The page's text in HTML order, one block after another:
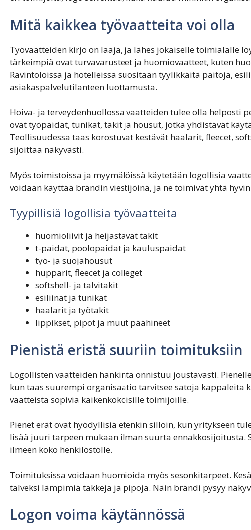
Mitä kaikkea työvaatteita voi olla
Työvaatteiden kirjo on laaja, ja lähes jokaiselle toimialalle
tärkeimpiä ovat turvavarusteet ja huomiovaatteet, kuten
Ravintoloissa ja hotelleissa suositaan tyylikkäitä paitoja,
asiakaspalvelutilanteen luottamusta.
Hoiva- ja terveydenhuollossa vaatteiden tulee olla helposti
ovat työpaidat, tunikat, takit ja housut, jotka yhdistävät
Teollisuudessa taas korostuvat kestävät haalarit, fleecet,
sijoittaa näkyvästi.
Myös toimistoissa ja myymälöissä käytetään logollisia
voidaan käyttää brändin viestijöinä, ja ne toimivat yhtä
Tyypillisiä logollisia työvaatteita
huomioliivit ja heijastavat takit
t-paidat, poolopaidat ja kauluspaidat
työ- ja suojahousut
hupparit, fleecet ja colleget
softshell- ja talvitakit
esiliinat ja tunikat
haalarit ja työtakit
lippikset, pipot ja muut päähineet
Pienistä eristä suuriin toimituksiin
Logollisten vaatteiden hankinta onnistuu joustavasti.
kun taas suurempi organisaatio tarvitsee satoja kappaleita
vaatteista sopivia kaikenkokoisille toimijoille.
Pienet erät ovat hyödyllisiä etenkin silloin, kun yritykseen
lisää juuri tarpeen mukaan ilman suurta ennakkosijoitusta.
ilmeen koko henkilöstölle.
Toimituksissa voidaan huomioida myös sesonkitarpeet.
talveksi lämpimiä takkeja ja pipoja. Näin brändi pysyy
Logon voima käytännössä